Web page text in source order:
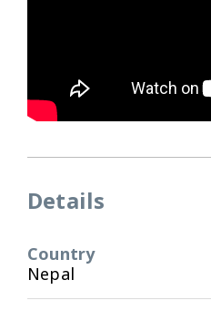
Details
Country
Nepal